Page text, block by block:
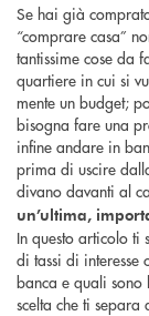
Se hai già
“comprare casa”
tantissime cose da
quartiere in cui si
mente un budget;
bisogna fare una
infine andare in
prima di uscire
divano davanti al
un’ultima,
In questo articolo
di tassi di interesse
banca e quali sono
scelta che ti